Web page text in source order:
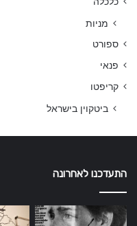
מניות
ספורט
פנאי
קריפטו
ביטקוין בישראל
התעדכנו לאחרונה